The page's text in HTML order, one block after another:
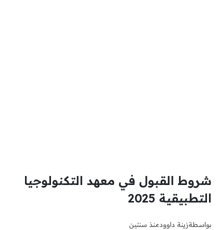
شروط القبول في معهد التكنولوجيا
التطبيقية 2025
بواسطةزينة داوودمنذ سنتين